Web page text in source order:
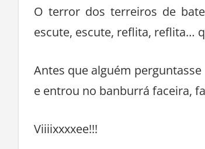
O terror dos terreiros de
escute, escute, reflita, reflita…
Antes que alguém
e entrou no banburrá faceira,
Viiiixxxxee!!!